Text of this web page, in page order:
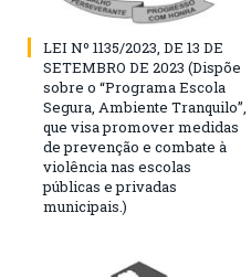
LEI Nº 1135/2023, DE 13 DE
SETEMBRO DE 2023 (Dispõe
sobre o “Programa Escola
Segura, Ambiente Tranquilo”,
que visa promover medidas
de prevenção e combate à
violência nas escolas
públicas e privadas
municipais.)